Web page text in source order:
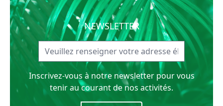
NEWSLETTER
Inscrivez-vous à notre newsletter pour vous
tenir au courant de nos activités.